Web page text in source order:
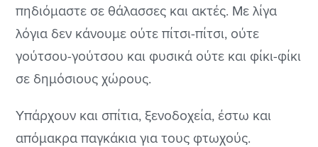
πηδιόμαστε σε θάλασσες και ακτές. Με λίγα
λόγια δεν κάνουμε ούτε πίτσι-πίτσι, ούτε
γούτσου-γούτσου και φυσικά ούτε και φίκι-φίκι
σε δημόσιους χώρους.
Υπάρχουν και σπίτια, ξενοδοχεία, έστω και
απόμακρα παγκάκια για τους φτωχούς.